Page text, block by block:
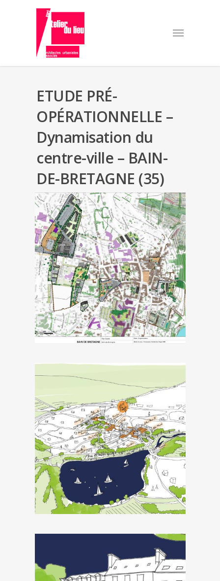
ETUDE PRÉ-
OPÉRATIONNELLE –
Dynamisation du
centre-ville – BAIN-
DE-BRETAGNE (35)